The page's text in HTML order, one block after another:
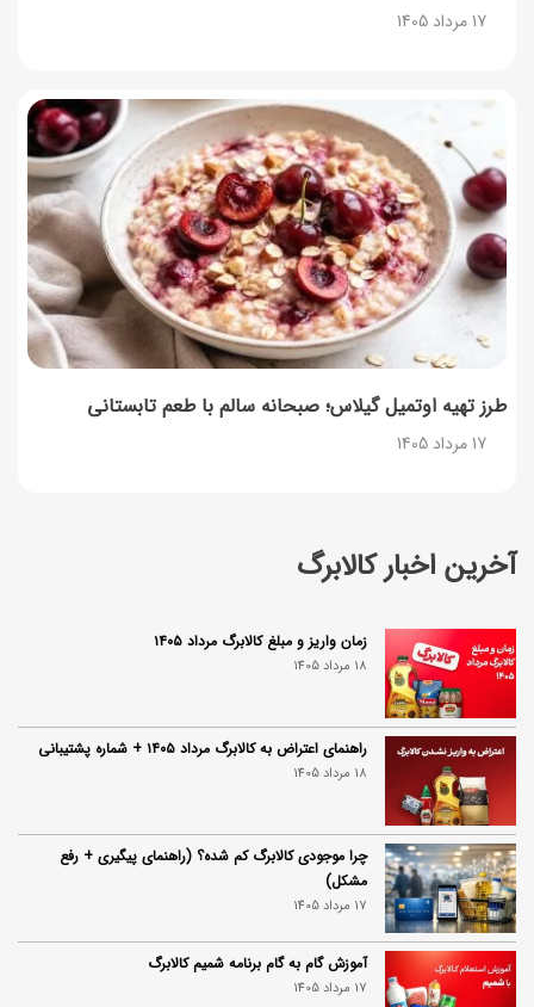
آخرین اخبار کالابرگ
زمان واریز و مبلغ کالابرگ مرداد ۱۴۰۵
18 مرداد 1405
راهنمای اعتراض به کالابرگ مرداد ۱۴۰۵ + شماره پشتیبانی
18 مرداد 1405
چرا موجودی کالابرگ کم شده؟ (راهنمای پیگیری + رفع
مشکل)
17 مرداد 1405
آموزش گام به گام برنامه شمیم کالابرگ
17 مرداد 1405
17 مرداد 1405
طرز تهیه اوتمیل گیلاس؛ صبحانه سالم با طعم تابستانی
17 مرداد 1405